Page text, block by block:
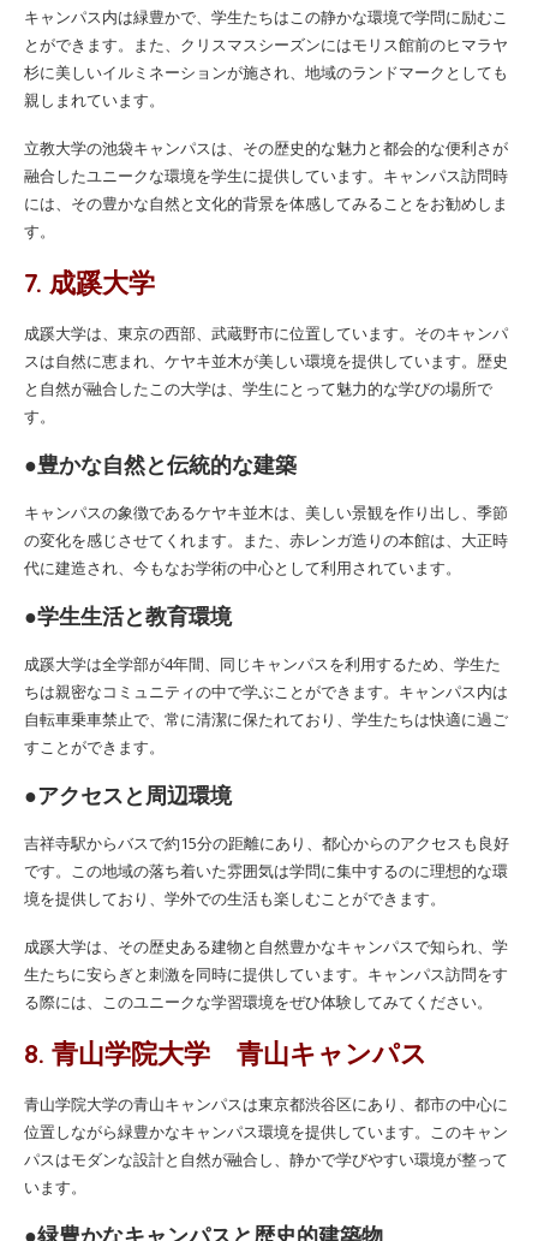
キャンパス内は緑豊かで、学生たちはこの静かな環境で学問に励むこ
とができます。また、クリスマスシーズンにはモリス館前のヒマラヤ
杉に美しいイルミネーションが施され、地域のランドマークとしても
親しまれています。
立教大学の池袋キャンパスは、その歴史的な魅力と都会的な便利さが
融合したユニークな環境を学生に提供しています。キャンパス訪問時
には、その豊かな自然と文化的背景を体感してみることをお勧めしま
す。
7. 成蹊大学
成蹊大学は、東京の西部、武蔵野市に位置しています。そのキャンパ
スは自然に恵まれ、ケヤキ並木が美しい環境を提供しています。歴史
と自然が融合したこの大学は、学生にとって魅力的な学びの場所で
す。
●豊かな自然と伝統的な建築
キャンパスの象徴であるケヤキ並木は、美しい景観を作り出し、季節
の変化を感じさせてくれます。また、赤レンガ造りの本館は、大正時
代に建造され、今もなお学術の中心として利用されています。
●学生生活と教育環境
成蹊大学は全学部が4年間、同じキャンパスを利用するため、学生た
ちは親密なコミュニティの中で学ぶことができます。キャンパス内は
自転車乗車禁止で、常に清潔に保たれており、学生たちは快適に過ご
すことができます。
●アクセスと周辺環境
吉祥寺駅からバスで約15分の距離にあり、都心からのアクセスも良好
です。この地域の落ち着いた雰囲気は学問に集中するのに理想的な環
境を提供しており、学外での生活も楽しむことができます。
成蹊大学は、その歴史ある建物と自然豊かなキャンパスで知られ、学
生たちに安らぎと刺激を同時に提供しています。キャンパス訪問をす
る際には、このユニークな学習環境をぜひ体験してみてください。
8. 青山学院大学 青山キャンパス
青山学院大学の青山キャンパスは東京都渋谷区にあり、都市の中心に
位置しながら緑豊かなキャンパス環境を提供しています。このキャン
パスはモダンな設計と自然が融合し、静かで学びやすい環境が整って
います。
●緑豊かなキャンパスと歴史的建築物